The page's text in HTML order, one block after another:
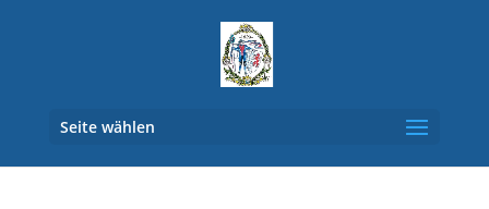
Seite wählen